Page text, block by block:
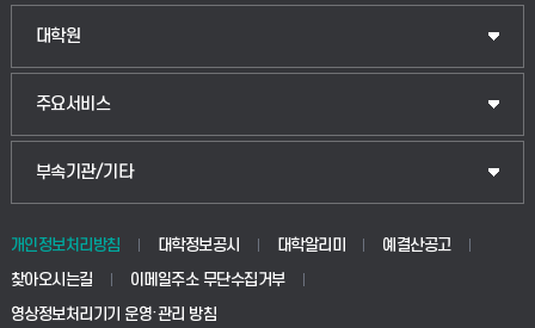
대학원
주요서비스
부속기관/기타
개인정보처리방침 대학정보공시 대학알리미
예결산공고
찾아오시는길
이메일주소 무단수집거부
영상정보처리기기 운영·관리 방침